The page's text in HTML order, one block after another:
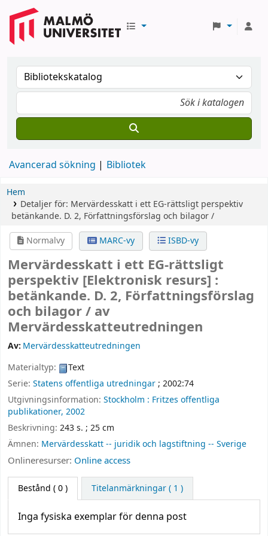
Avancerad sökning Bibliotek
Hem
Detaljer för: Mervärdesskatt i ett EG-rättsligt perspektiv
betänkande. D. 2, Författningsförslag och bilagor /
Normalvy
MARC-vy ISBD-vy
Mervärdesskatt i ett EG-rättsligt
perspektiv [Elektronisk resurs] :
betänkande. D. 2, Författningsförslag
och bilagor / av
Mervärdesskatteutredningen
Av: Mervärdesskatteutredningen
Materialtyp:
Text
Serie: Statens offentliga utredningar; 2002:74
Utgivningsinformation: Stockholm : Fritzes offentliga
publikationer, 2002
Beskrivning: 243 s. ; 25 cm
Ämnen: Mervärdesskatt -- juridik och lagstiftning -- Sverige
Onlineresurser: Online access
Bestånd ( 0 ) Titelanmärkningar ( 1 )
Inga fysiska exemplar för denna post